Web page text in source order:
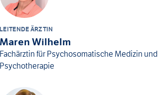
LEITENDE ÄRZTIN
Maren Wilhelm
Fachärztin für Psychosomatische Medizin und
Psychotherapie